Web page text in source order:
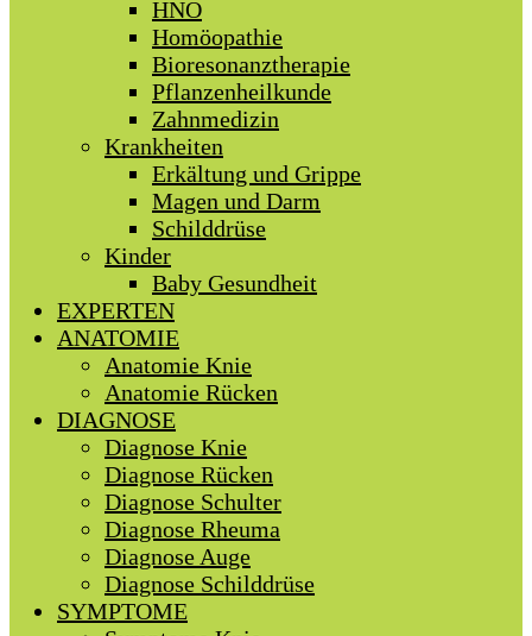
HNO
Homöopathie
Bioresonanztherapie
Pflanzenheilkunde
Zahnmedizin
Krankheiten
Erkältung und Grippe
Magen und Darm
Schilddrüse
Kinder
Baby Gesundheit
EXPERTEN
ANATOMIE
Anatomie Knie
Anatomie Rücken
DIAGNOSE
Diagnose Knie
Diagnose Rücken
Diagnose Schulter
Diagnose Rheuma
Diagnose Auge
Diagnose Schilddrüse
SYMPTOME